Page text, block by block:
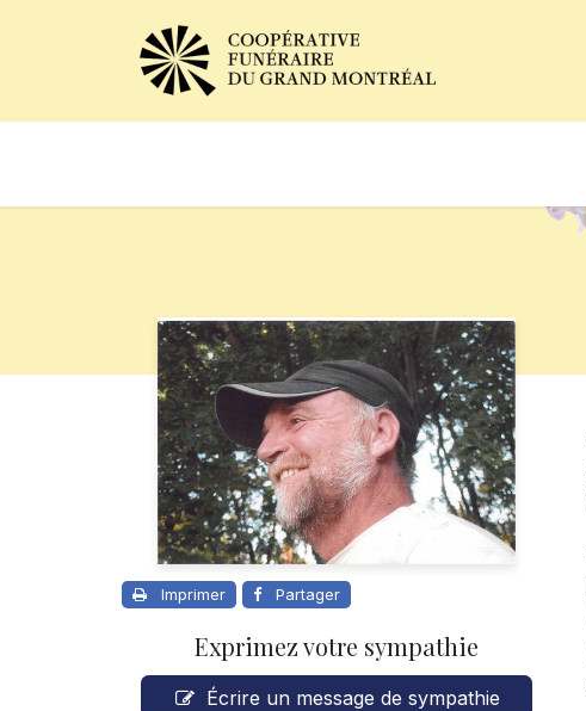
Imprimer Partager
Exprimez votre sympathie
Écrire un message de sympathie